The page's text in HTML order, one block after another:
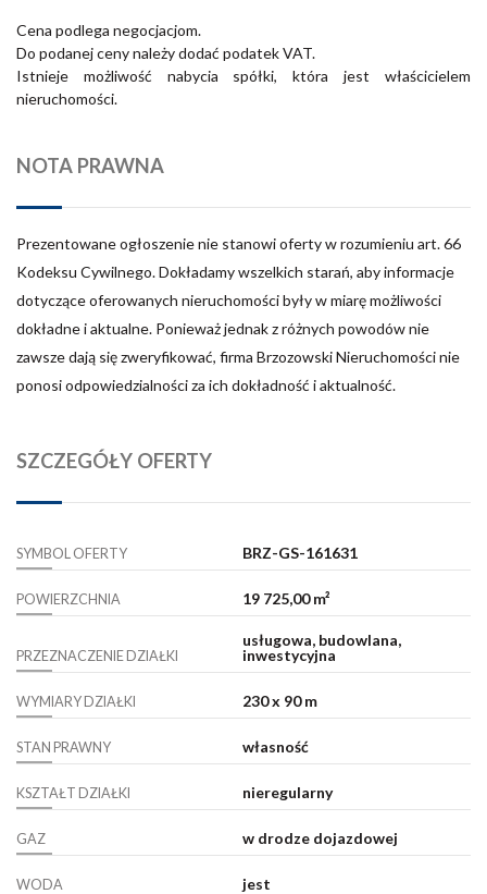
Cena podlega negocjacjom.
Do podanej ceny należy dodać podatek VAT.
Istnieje możliwość nabycia spółki, która jest właścicielem
nieruchomości.
NOTA PRAWNA
Prezentowane ogłoszenie nie stanowi oferty w rozumieniu art. 66
Kodeksu Cywilnego. Dokładamy wszelkich starań, aby informacje
dotyczące oferowanych nieruchomości były w miarę możliwości
dokładne i aktualne. Ponieważ jednak z różnych powodów nie
zawsze dają się zweryfikować, firma Brzozowski Nieruchomości nie
ponosi odpowiedzialności za ich dokładność i aktualność.
SZCZEGÓŁY OFERTY
SYMBOL OFERTY BRZ-GS-161631
POWIERZCHNIA 19 725,00 m²
PRZEZNACZENIE DZIAŁKI
usługowa, budowlana,
inwestycyjna
WYMIARY DZIAŁKI 230 x 90 m
STAN PRAWNY własność
KSZTAŁT DZIAŁKI nieregularny
GAZ w drodze dojazdowej
WODA jest